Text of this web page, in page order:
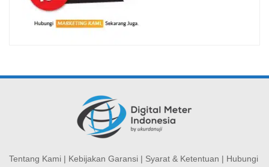
Tentang Kami | Kebijakan Garansi | Syarat & Ketentuan | Hubungi